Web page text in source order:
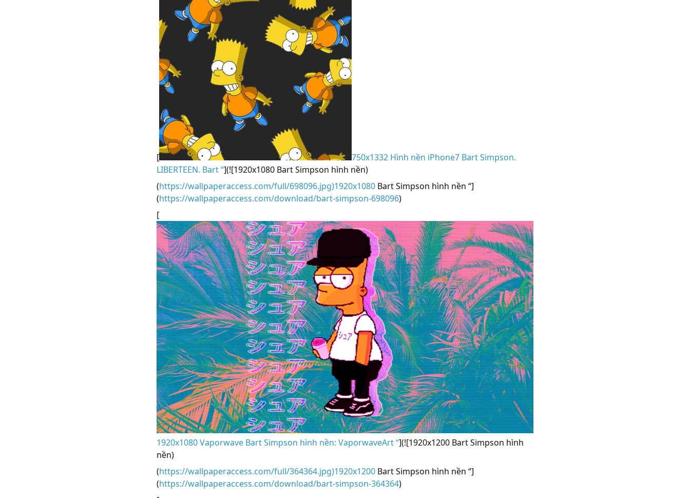
[
750x1332 Hình nền iPhone7 Bart Simpson.
LIBERTEEN. Bart “](![1920x1080 Bart Simpson hình nền)
(https://wallpaperaccess.com/full/698096.jpg)1920x1080Bart Simpson hình nền “]
(https://wallpaperaccess.com/download/bart-simpson-698096)
[
1920x1080 Vaporwave Bart Simpson hình nền: VaporwaveArt “](![1920x1200 Bart Simpson hình
nền)
(https://wallpaperaccess.com/full/364364.jpg)1920x1200Bart Simpson hình nền “]
(https://wallpaperaccess.com/download/bart-simpson-364364)